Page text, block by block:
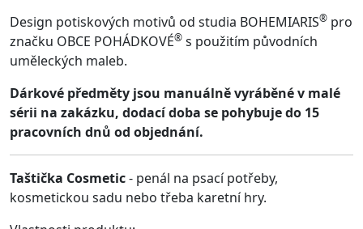
Design potiskových motivů od studia BOHEMIARIS® pro
značku OBCE POHÁDKOVÉ® s použitím původních
uměleckých maleb.
Dárkové předměty jsou manuálně vyráběné v malé
sérii na zakázku, dodací doba se pohybuje do 15
pracovních dnů od objednání.
Taštička Cosmetic- penál na psací potřeby,
kosmetickou sadu nebo třeba karetní hry.